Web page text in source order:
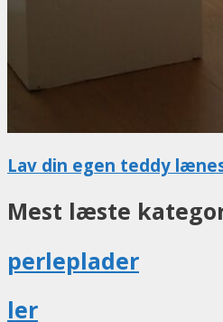
Lav din egen teddy
Mest læste
perleplader
ler